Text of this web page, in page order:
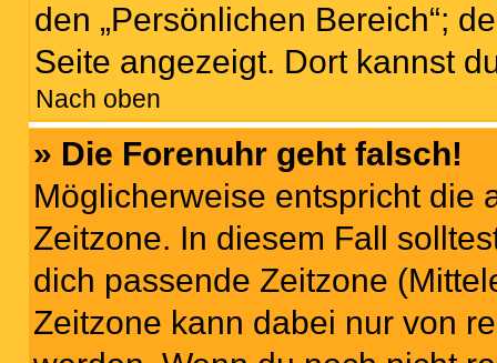
den „Persönlichen Bereich“;
Seite angezeigt. Dort kannst
Nach oben
» Die Forenuhr geht falsch!
Möglicherweise entspricht die
Zeitzone. In diesem Fall
dich passende Zeitzone
Zeitzone kann dabei nur von